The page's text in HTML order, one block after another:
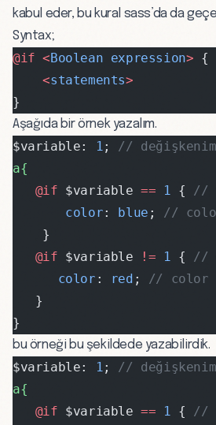
kabul eder, bu kural sass’da da
Syntax;
@if <Boolean expression> {
    <
statements>
}
Aşağıda bir örnek yazalım.
$variable: 1; //
a{
   @if
$variable == 1 { //
       color
: blue ; //
    }
   @if
$variable != 1 { //
      color
: red ; // color
   }
}
bu örneği bu şekildede yazabilirdik.
$variable: 1; //
a{
   @if
$variable == 1 { //